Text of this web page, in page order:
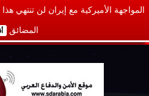
المواجهة الأميركية مع إيران لن تنتهي
المضائق